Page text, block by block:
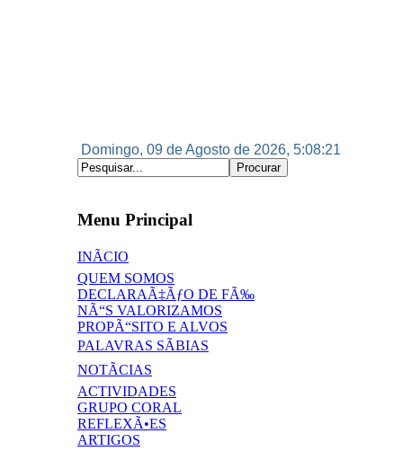
Domingo, 09 de Agosto de 2026, 5:08:21
Menu Principal
INÃCIO
QUEM SOMOS
DECLARAÃ‡ÃƒO DE FÃ‰
NÃ“S VALORIZAMOS
PROPÃ“SITO E ALVOS
PALAVRAS SÃBIAS
NOTÃCIAS
ACTIVIDADES
GRUPO CORAL
REFLEXÃ•ES
ARTIGOS